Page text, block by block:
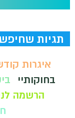
תגיות
איגרות
בחוקותיי
הרשמה